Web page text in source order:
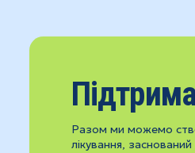
Разом ми можемо
лікування,